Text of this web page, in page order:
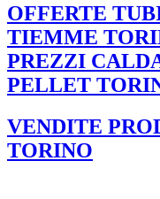
OFFERTE
TIEMME
PREZZI
PELLET
VENDITE
TORINO